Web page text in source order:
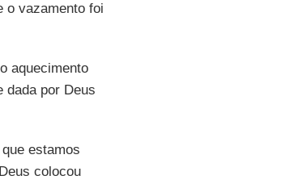
o vazamento foi
aquecimento
dada por Deus
estamos
colocou